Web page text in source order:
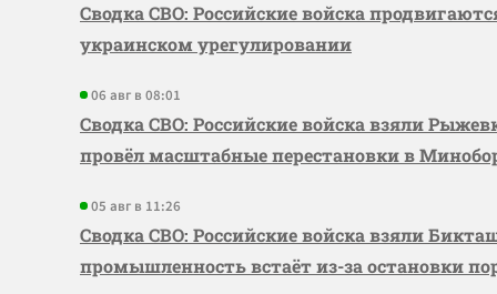
Сводка СВО: Российские войска
украинском урегулировании
06 авг в 08:01
Сводка СВО: Российские войска взяли
провёл масштабные перестановки в
05 авг в 11:26
Сводка СВО: Российские войска взяли
промышленность встаёт из-за остановки